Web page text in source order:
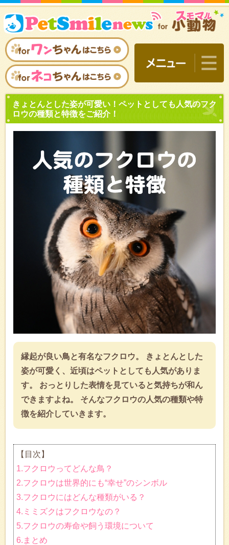
きょとんとした姿が可愛
ロウの種類と特徴をご紹介
縁起が良い鳥と有名なフクロウ。 きょとんとした
姿が可愛く、近頃はペットとしても人気がありま
す。 おっとりした表情を見ていると気持ちが和ん
できますよね。 そんなフクロウの人気の種類や特
徴を紹介していきます。
【目次】
1.フクロウってどんな鳥？
2.フクロウは世界的にも“幸せ”のシンボル
3.フクロウにはどんな種類がいる？
4.ミミズクはフクロウなの？
5.フクロウの寿命や飼う環境について
6.まとめ